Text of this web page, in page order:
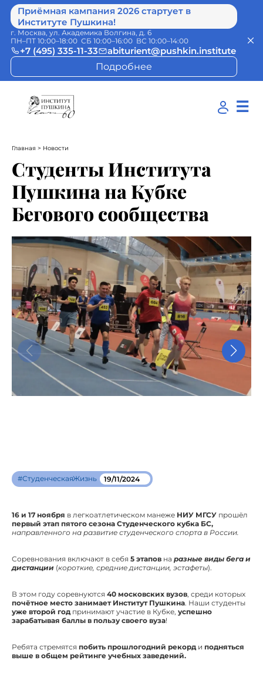
Приёмная кампания 2026 стартует в
Институте Пушкина!
г. Москва, ул. Академика Волгина, д. 6
ПН–ПТ 10:00–18:00 СБ 10:00–16:00 ВС 10:00–14:00
+7 (495) 335-11-33
abiturient@pushkin.institute
Подробнее
☰
Главная > Новости
Студенты Института
Пушкина на Кубке
Бегового сообщества
#СтуденческаяЖизнь 19/11/2024
16 и 17 ноября в легкоатлетическом манеже НИУ МГСУ прошёл
первый этап пятого сезона Студенческого кубка БС,
направленного на развитие студенческого спорта в России.
Соревнования включают в себя 5 этапов на разные виды бега и
дистанции (короткие, средние дистанции, эстафеты).
В этом году соревнуются 40 московских вузов, среди которых
почётное место занимает Институт Пушкина. Наши студенты
уже второй годпринимают участие в Кубке, успешно
зарабатывая баллы в пользу своего вуза!
Ребята стремятся побить прошлогодний рекорд и подняться
выше в общем рейтинге учебных заведений.